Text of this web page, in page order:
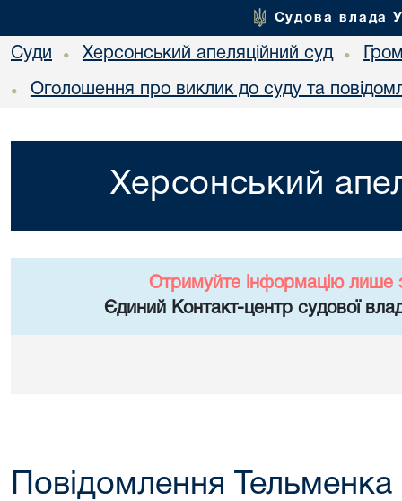
Судова влада
Суди • Херсонський апеляційний суд •
• Оголошення про виклик до суду та
Херсонський
Отримуйте інформацію лише
Єдиний Контакт-центр судової
Повідомлення Тельменка